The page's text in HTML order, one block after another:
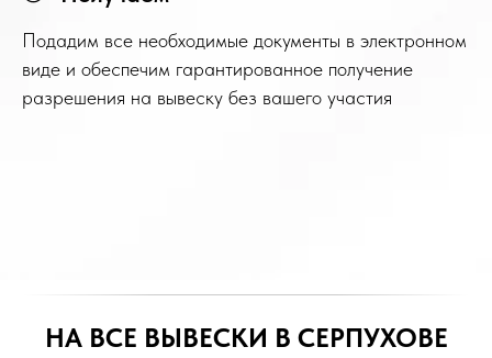
Подадим все необходимые документы в электронном
виде и обеспечим гарантированное получение
разрешения на вывеску без вашего участия
НА ВСЕ ВЫВЕСКИ В СЕРПУХОВЕ